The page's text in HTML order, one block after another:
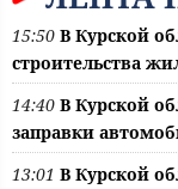
15:50 В Курской
строительства
14:40 В Курской
заправки
13:01 В Курской